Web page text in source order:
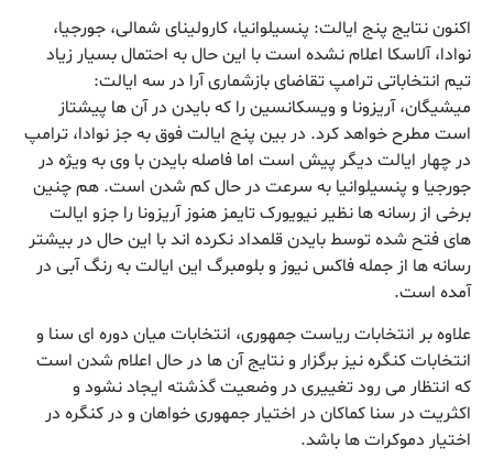
اکنون نتایج پنج ایالت: پنسیلوانیا، کارولینای شمالی، جورجیا،
نوادا، آلاسکا اعلام نشده است با این حال به احتمال بسیار زیاد
تیم انتخاباتی ترامپ تقاضای بازشماری آرا در سه ایالت:
میشیگان، آریزونا و ویسکانسین را که بایدن در آن ها پیشتاز
است مطرح خواهد کرد. در بین پنج ایالت فوق به جز نوادا، ترامپ
در چهار ایالت دیگر پیش است اما فاصله بایدن با وی به ویژه در
جورجیا و پنسیلوانیا به سرعت در حال کم شدن است. هم چنین
برخی از رسانه ها نظیر نیویورک تایمز هنوز آریزونا را جزو ایالت
های فتح شده توسط بایدن قلمداد نکرده اند با این حال در بیشتر
رسانه ها از جمله فاکس نیوز و بلومبرگ این ایالت به رنگ آبی در
آمده است.
علاوه بر انتخابات ریاست جمهوری، انتخابات میان دوره ای سنا و
انتخابات کنگره نیز برگزار و نتایج آن ها در حال اعلام شدن است
که انتظار می رود تغییری در وضعیت گذشته ایجاد نشود و
اکثریت در سنا کماکان در اختیار جمهوری خواهان و در کنگره در
اختیار دموکرات ها باشد.